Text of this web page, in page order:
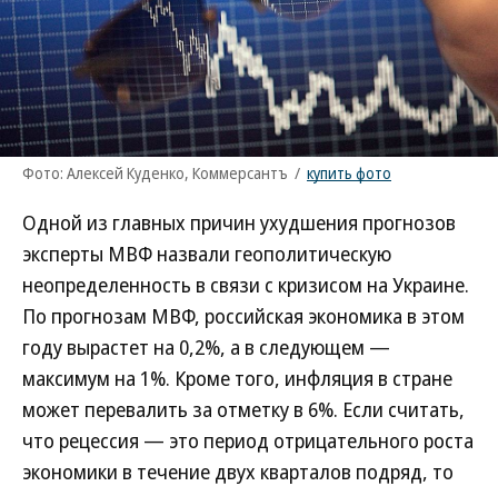
Фото: Алексей Куденко, Коммерсантъ / купить фото
Одной из главных причин ухудшения прогнозов
эксперты МВФ назвали геополитическую
неопределенность в связи с кризисом на Украине.
По прогнозам МВФ, российская экономика в этом
году вырастет на 0,2%, а в следующем —
максимум на 1%. Кроме того, инфляция в стране
может перевалить за отметку в 6%. Если считать,
что рецессия — это период отрицательного роста
экономики в течение двух кварталов подряд, то